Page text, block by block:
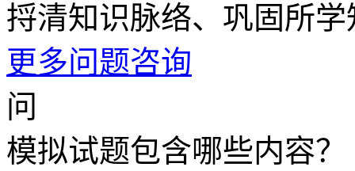
捋清知识脉络、巩固所学
更多问题咨询
问
模拟试题包含哪些内容？